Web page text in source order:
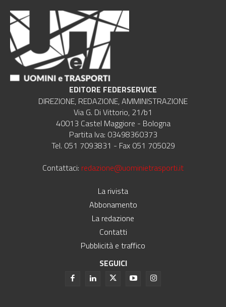
EDITORE FEDERSERVICE
DIREZIONE, REDAZIONE, AMMINISTRAZIONE
Via G. Di Vittorio, 21/b1
40013 Castel Maggiore - Bologna
Partita Iva: 03498360373
Tel. 051 7093831 - Fax 051 705029
Contattaci: redazione@uominietrasporti.it
La rivista
Abbonamento
La redazione
Contatti
Pubblicità e traffico
SEGUICI